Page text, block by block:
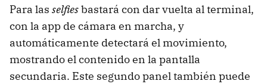
Para las selfiesbastará con dar vuelta al terminal,
con la app de cámara en marcha, y
automáticamente detectará el movimiento,
mostrando el contenido en la pantalla
secundaria. Este segundo panel también puede